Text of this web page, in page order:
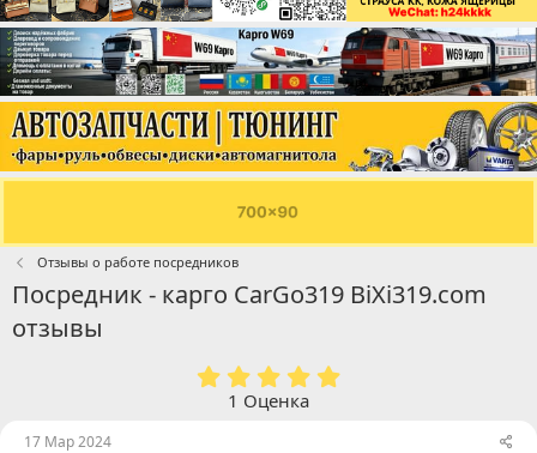
Отзывы о работе посредников
Посредник - карго CarGo319 BiXi319.com
отзывы
1 Оценка
17 Мар 2024